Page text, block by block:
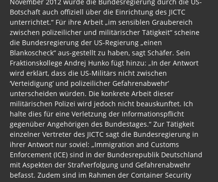
Botschaft auch offiziell über die Einrichtung des JICTC
unterrichtet.“ Für ihre Arbeit „im sensiblen Graubereich
zwischen polizeilicher und militärischer Tätigkeit“ scheine
die Bundesregierung der US-Regierung „einen
Blankoscheck“ aus-gestellt zu haben, sagt Schäfer. Sein
Fraktionskollege Andrej Hunko fügt hinzu: „In der Antwort
wird erklärt, dass die US-Militärs nicht zwischen
‘Verteidigung’ und polizeilicher Gefahrenabwehr’
unterscheiden würden. Die konkrete Arbeit dieser
militärischen Polizei wird jedoch nicht beauskunftet. Ich
halte dies für eine Verletzung der Informationspflicht
gegenüber Angehörigen des Bundestages.“ Zur Tätigkeit
einzelner Vertreter des JICTC sagt die Bundesregierung in
ihrer Antwort nur soviel: „Immigration and Customs
Enforcement (ICE) sind in der Bundesrepublik Deutschland
mit Aspekten der Strafverfolgung und Gefahrenabwehr
befasst. Zudem sind im Rahmen der Container Security